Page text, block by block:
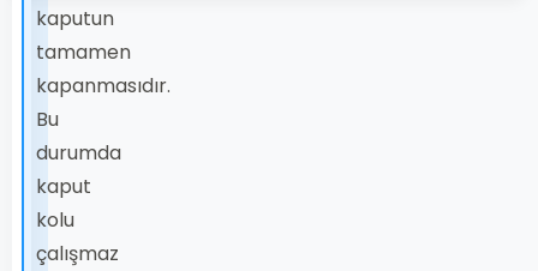
kaputun
tamamen
kapanmasıdır.
Bu
durumda
kaput
kolu
çalışmaz